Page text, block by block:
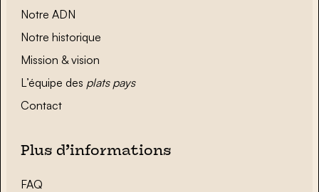
Notre ADN
Notre historique
Mission & vision
L’équipe des plats pays
Contact
Plus d’informations
FAQ